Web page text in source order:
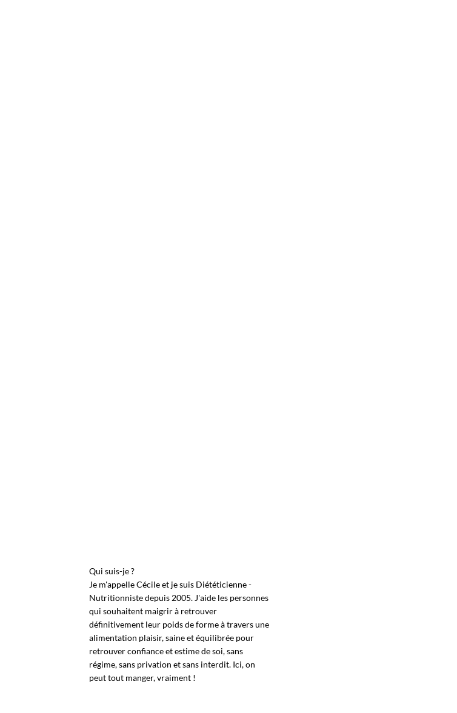
Qui suis-je ?
Je m'appelle Cécile et je suis Diététicienne -
Nutritionniste depuis 2005. J'aide les personnes
qui souhaitent maigrir à retrouver
définitivement leur poids de forme à travers une
alimentation plaisir, saine et équilibrée pour
retrouver confiance et estime de soi, sans
régime, sans privation et sans interdit. Ici, on
peut tout manger, vraiment !